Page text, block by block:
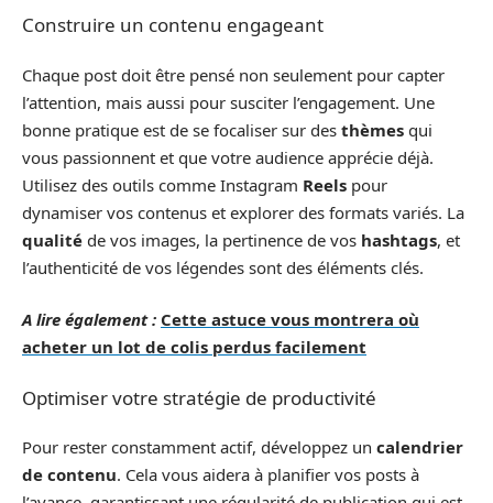
Construire un contenu engageant
Chaque post doit être pensé non seulement pour capter
l’attention, mais aussi pour susciter l’engagement. Une
bonne pratique est de se focaliser sur des thèmes qui
vous passionnent et que votre audience apprécie déjà.
Utilisez des outils comme Instagram Reels pour
dynamiser vos contenus et explorer des formats variés. La
qualité de vos images, la pertinence de vos hashtags, et
l’authenticité de vos légendes sont des éléments clés.
A lire également : Cette astuce vous montrera où
acheter un lot de colis perdus facilement
Optimiser votre stratégie de productivité
Pour rester constamment actif, développez un calendrier
de contenu. Cela vous aidera à planifier vos posts à